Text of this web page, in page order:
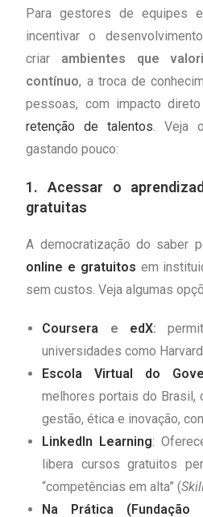
Para gestores de equipes
incentivar o
criar ambientes que
contínuo, a troca de
pessoas, com impacto
retenção de talentos. Veja
gastando pouco:
1. Acessar o
gratuitas
A democratização do saber
online e gratuitos em
sem custos. Veja algumas
Coursera e edX:
universidades como
Escola Virtual do
melhores portais do Brasil,
gestão, ética e inovação,
LinkedIn Learning:
libera cursos gratuitos
“competências em alta” (
Na Prática (Fundação